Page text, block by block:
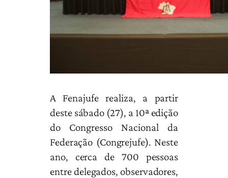
A Fenajufe realiza, a partir
deste sábado (27), a 10ª edição
do Congresso Nacional da
Federação (Congrejufe). Neste
ano, cerca de 700 pessoas
entre delegados, observadores,